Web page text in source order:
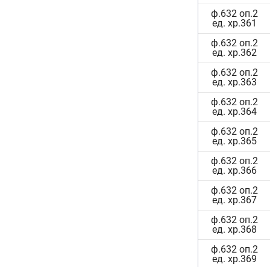
ф.632 оп.2
ед. хр.361
ф.632 оп.2
ед. хр.362
ф.632 оп.2
ед. хр.363
ф.632 оп.2
ед. хр.364
ф.632 оп.2
ед. хр.365
ф.632 оп.2
ед. хр.366
ф.632 оп.2
ед. хр.367
ф.632 оп.2
ед. хр.368
ф.632 оп.2
ед. хр.369